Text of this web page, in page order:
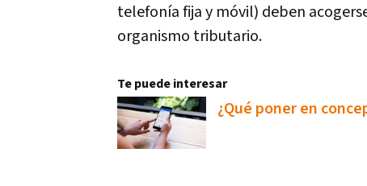
telefonía fija y móvil) deben
organismo tributario.
Te puede interesar
¿Qué poner en